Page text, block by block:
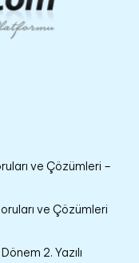
ve Çözümleri –
ve Çözümleri
2. Yazılı